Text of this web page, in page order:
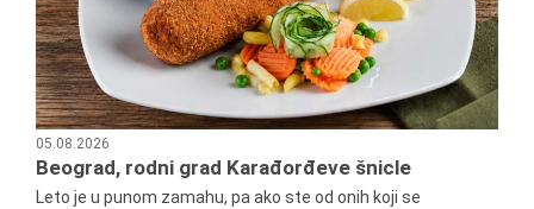
05.08.2026
Beograd, rodni grad Karađorđeve šnicle
Leto je u punom zamahu, pa ako ste od onih koji se